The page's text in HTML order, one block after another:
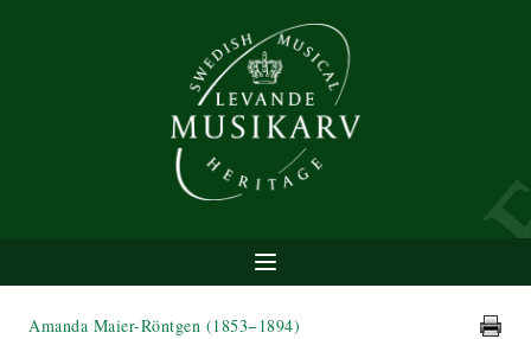
Amanda Maier-Röntgen (1853−1894)